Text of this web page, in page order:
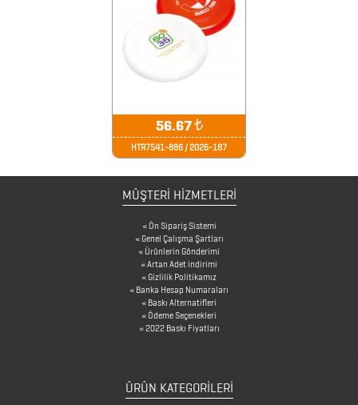
56.67₺
HTR7541-886 / 2026-187
MÜŞTERİ HİZMETLERİ
Ön Sipariş Sistemi
Genel Çalışma Şartları
Ürünlerin Gönderimi
Artan Adet indirimi
Gizlilik Politikamız
Banka Hesap Numaraları
Baskı Alternatifleri
Ödeme Seçenekleri
2022 Baskı Fiyatları
ÜRÜN KATEGORILERI